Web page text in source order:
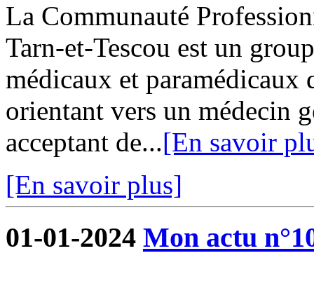
La Communauté
Tarn-et-Tescou est un
médicaux et paramédicaux
orientant vers un médecin
acceptant de...[En savoir
[En savoir plus]
01-01-2024 Mon actu